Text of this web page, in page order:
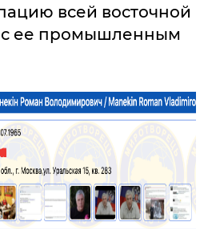
всей восточной
с ее промышленным